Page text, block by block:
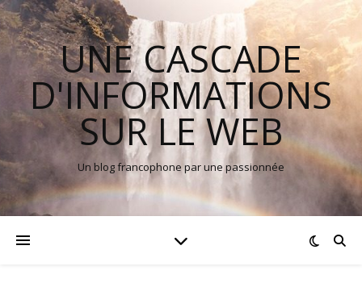
UNE CASCADE
D'INFORMATIONS
SUR LE WEB
Un blog francophone par une passionnée